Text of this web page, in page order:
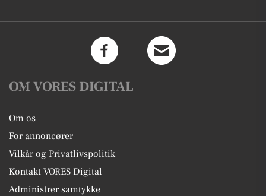
OM VORES DIGITAL
Om os
For annoncører
Vilkår og Privatlivspolitik
Kontakt VORES Digital
Administrer samtykke